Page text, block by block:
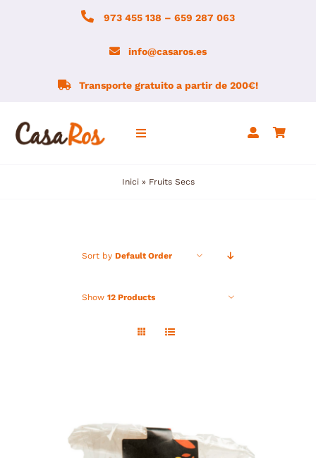
973 455 138 – 659 287 063
info@casaros.es
Transporte gratuito a partir de 200€!
Toggle
Inici
Montsec
Inici» Fruits Secs
Sort by Default Order
Show 12 Products